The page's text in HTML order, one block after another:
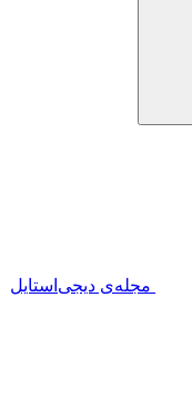
مجله‌ی دیجی‌استایل